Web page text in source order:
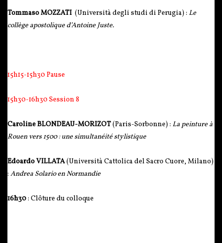
Tommaso MOZZATI (Università degli studi di Perugia) : Le
collège apostolique d’Antoine Juste.
15h15-15h30 Pause
15h30-16h30 Session 8
Caroline BLONDEAU-MORIZOT(Paris-Sorbonne) : La peinture à
Rouen vers 1500 : une simultanéité stylistique
Edoardo VILLATA(Università Cattolica del Sacro Cuore, Milano)
: Andrea Solario en Normandie
16h30: Clôture du colloque